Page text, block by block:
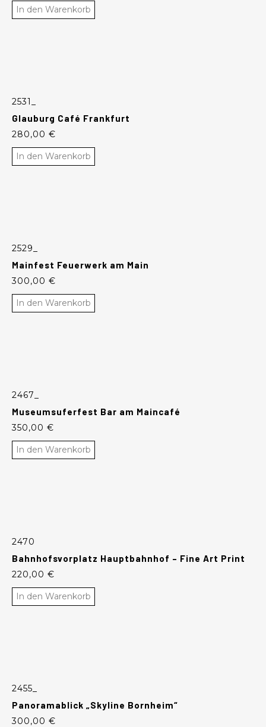
In den Warenkorb
2531_
Glauburg Café Frankfurt
280,00 €
In den Warenkorb
2529_
Mainfest Feuerwerk am Main
300,00 €
In den Warenkorb
2467_
Museumsuferfest Bar am Maincafé
350,00 €
In den Warenkorb
2470
Bahnhofsvorplatz Hauptbahnhof – Fine Art Print
220,00 €
In den Warenkorb
2455_
Panoramablick „Skyline Bornheim“
300,00 €